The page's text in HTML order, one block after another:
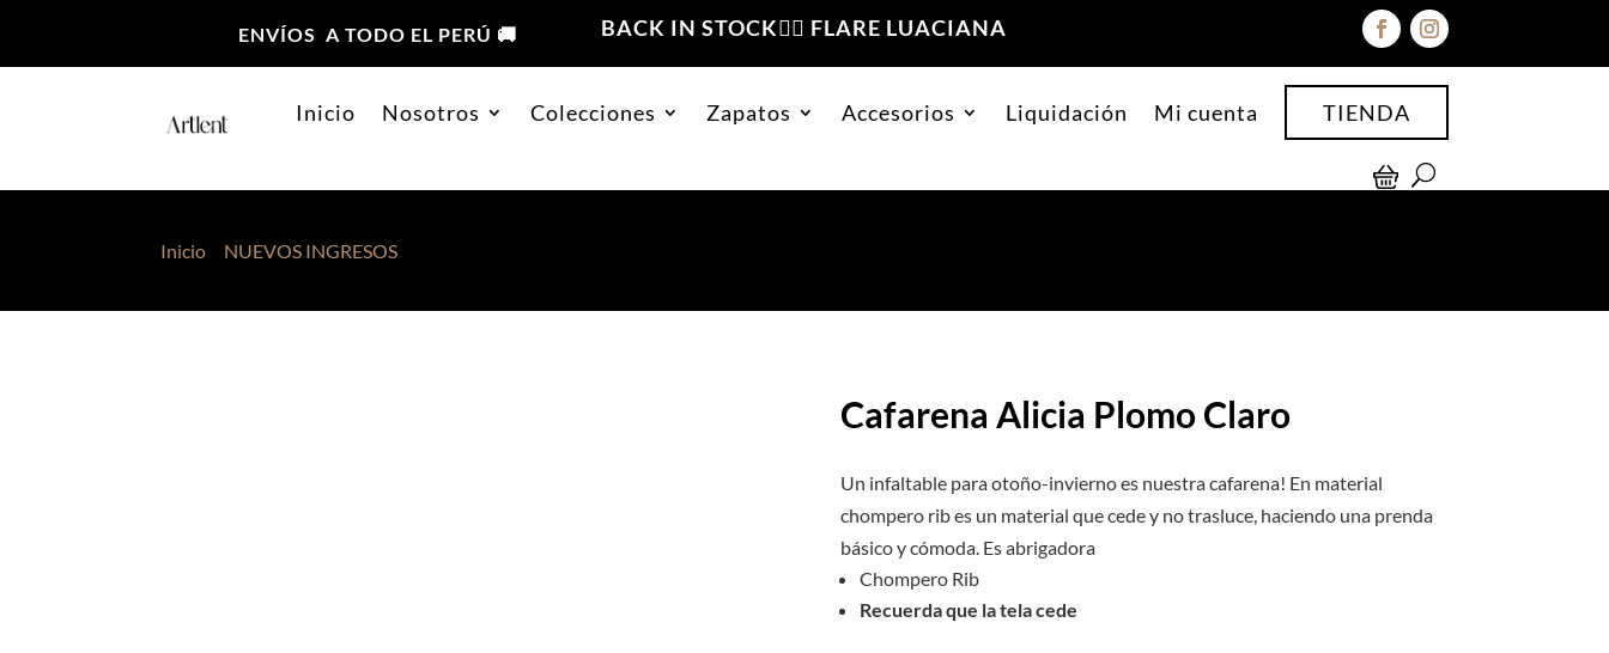
ENVÍOS A TODO EL PERÚ 🚚 BACK IN STOCK❤️‍🔥 FLARE LUACIANA
Inicio Nosotros Colecciones Zapatos Accesorios Liquidación Mi cuenta TIENDA
Inicio NUEVOS INGRESOS
Cafarena Alicia Plomo Claro
Un infaltable para otoño-invierno es nuestra cafarena! En material
chompero rib es un material que cede y no trasluce, haciendo una prenda
básico y cómoda. Es abrigadora
Chompero Rib
Recuerda que la tela cede